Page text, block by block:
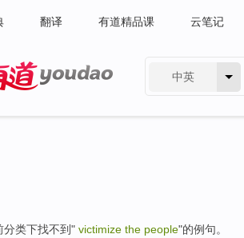
翻译 有道精品课 云笔记
中英
分类下找不到" victimize the people"的例句。